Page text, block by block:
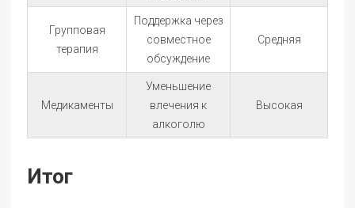
Групповая
терапия
Поддержка через
совместное
обсуждение
Средняя
Медикаменты
Уменьшение
влечения к
алкоголю
Высокая
Итог